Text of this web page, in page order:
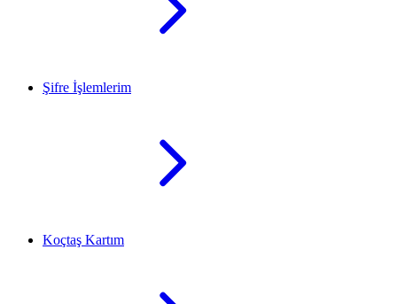
Şifre İşlemlerim
Koçtaş Kartım